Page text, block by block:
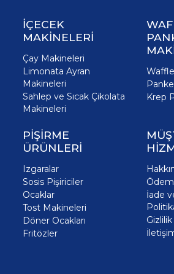
İÇECEK
MAKİNELERİ
Çay Makineleri
Limonata Ayran
Makineleri
Sahlep ve Sıcak Çikolata
Makineleri
Krep
PİŞİRME
ÜRÜNLERİ
Izgaralar
Sosis Pişiriciler
Ocaklar
Tost Makineleri
Döner Ocakları
Fritözler
İade